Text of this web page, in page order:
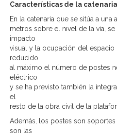
Características de la catenaria
En la catenaria que se sitúa a una
metros sobre el nivel de la vía, se
impacto
visual y la ocupación del espacio
reducido
al máximo el número de postes
eléctrico
y se ha previsto también la
el
resto de la obra civil de la
Además, los postes son
son las